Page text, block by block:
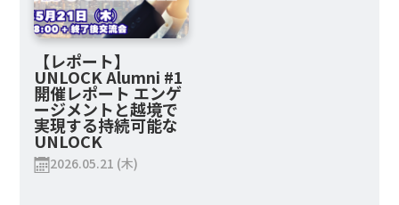
【レポート】
UNLOCK Alumni #1
開催レポート エンゲ
ージメントと越境で
実現する持続可能な
UNLOCK
2026.05.21 (木)